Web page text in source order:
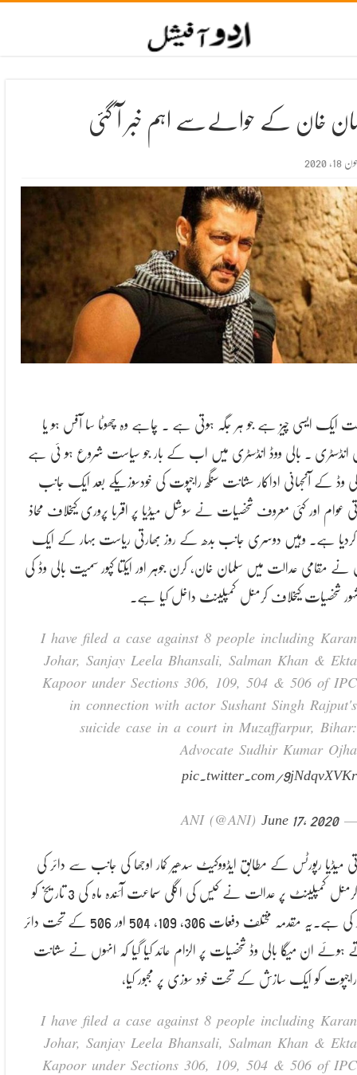
خان کے حوالےسے اہم خبر آ گئی
2020
ایک ایسی چیز ہے جو ہر جگہ ہوتی ہے ۔ چاہے وہ چھوٹا سا آفس ہو یا
انڈسٹری ۔ بالی ووڈ انڈسٹری میں اب کے بار جو سیاست شروع ہو ئی ہے
وڈ کے آنجہانی اداکار سشانت سنگھ راجپوت کی خودسوزیکے بعد ایک جانب
عوام اور کئی معروف شخصیات نے سوشل میڈیا پر اقربا پروری کیخلاف محاذ
کردیا ہے۔ وہیں دوسری جانب بدھ کے روز بھارتی ریاست بہار کے ایک
مقامی عدالت میں سلمان خان، کرن جوہر اور ایکتا کپور سمیت بالی وڈ کی
I have filed a case against 8 people including Karan
Johar, Sanjay Leela Bhansali, Salman Khan & Ekta
Kapoor under Sections 306, 109, 504 & 506 of IPC
in connection with actor Sushant Singh Rajput's
suicide case in a court in Muzaffarpur, Bihar:
Advocate Sudhir Kumar Ojha
pic.twitter.com/9jNdqvXVKr
— ANI (@ANI)
June 17, 2020
میڈیا رپورٹس کے مطابق ایڈووکیٹ سدھیر کمار اوجھا کی جانب سے دائر کی
گئی کرمنل کمپلینٹ پر عدالت نے کیس کی اگلی سماعت آئندہ ماہ کی 3 تاریخ کو
مقرر کی ہے۔یہ مقدمہ مختلف دفعات 306، 109، 504 اور 506 کے تحت دائر
ان میگا بالی وڈ شخصیات پر الزام عائد کیا گیا کہ انہوں نے سشانت
کو ایک سازش کے تحت خود سوزی پر مجبور کیا،
I have filed a case against 8 people including Karan
Johar, Sanjay Leela Bhansali, Salman Khan & Ekta
Kapoor under Sections 306, 109, 504 & 506 of IPC